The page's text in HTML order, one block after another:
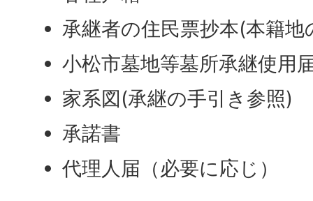
承継者の住民票抄本(本籍
小松市墓地等墓所承継使用
家系図(承継の手引き参照)
承諾書
代理人届（必要に応じ）